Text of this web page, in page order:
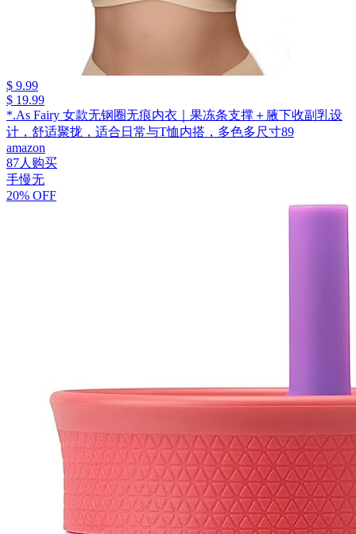
$ 9.99
$ 19.99
*.As Fairy 女款无钢圈无痕内衣｜果冻条支撑＋腋下收副乳设
计，舒适聚拢，适合日常与T恤内搭，多色多尺寸89
amazon
87人购买
手慢无
20% OFF